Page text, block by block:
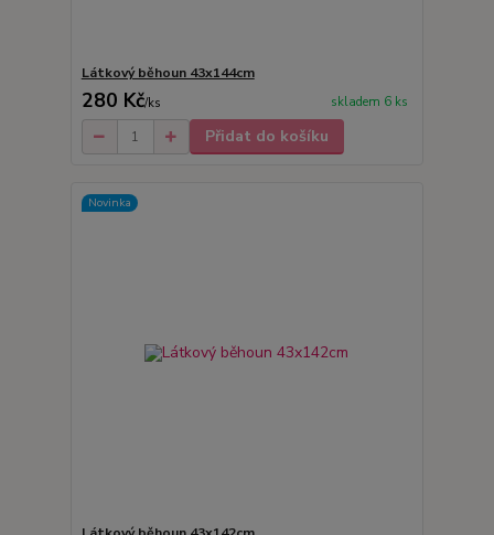
Látkový běhoun 43x144cm
280 Kč/ks skladem 6 ks
Přidat do košíku
Novinka